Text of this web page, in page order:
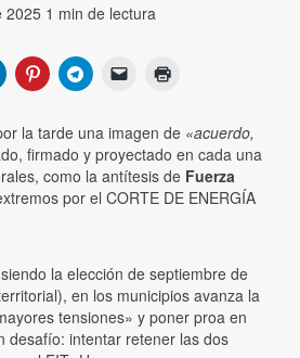
2025 1 min de lectura
la tarde una imagen de «acuerdo,
firmado y proyectado en cada una
como la antítesis de Fuerza
por el CORTE DE ENERGÍA
la elección de septiembre de
en los municipios avanza la
tensiones» y poner proa en
desafío: intentar retener las dos